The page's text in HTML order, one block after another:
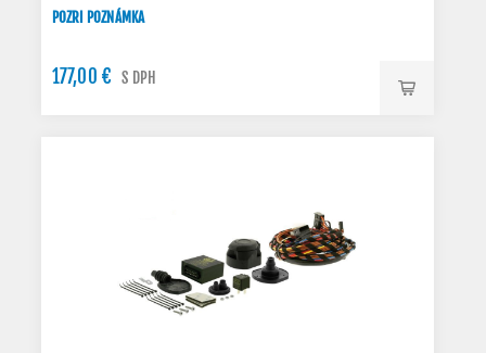
POZRI POZNÁMKA
177,00 € S DPH